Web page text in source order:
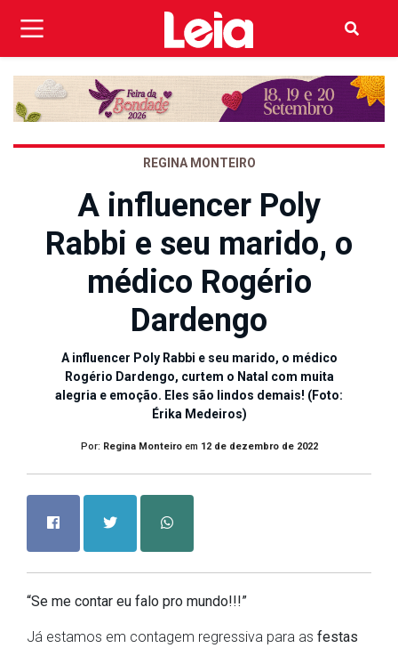
REGINA MONTEIRO
A influencer Poly
Rabbi e seu marido, o
médico Rogério
Dardengo
A influencer Poly Rabbi e seu marido, o médico
Rogério Dardengo, curtem o Natal com muita
alegria e emoção. Eles são lindos demais! (Foto:
Érika Medeiros)
Por: Regina Monteiroem 12 de dezembro de 2022
“Se me contar eu falo pro mundo!!!”
Já estamos em contagem regressiva para as festas